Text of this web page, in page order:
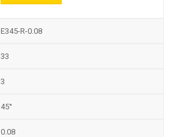
E345-R-0.08
33
3
45°
0.08